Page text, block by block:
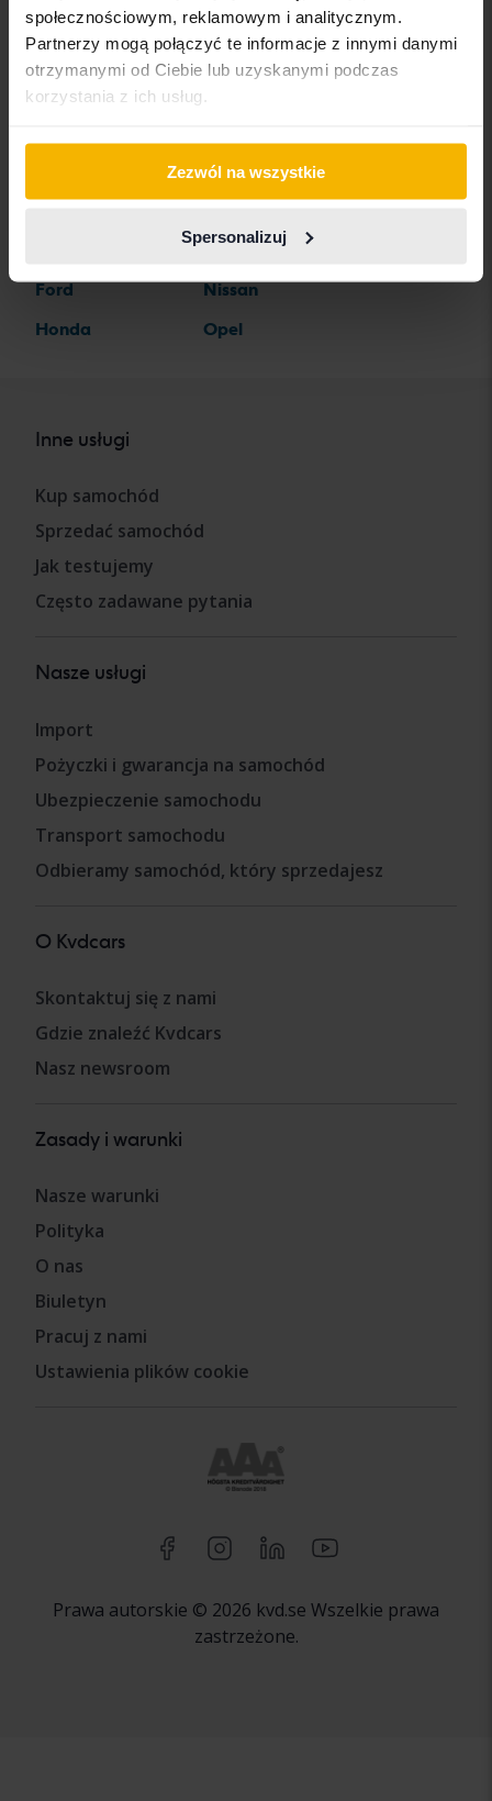
społecznościowym, reklamowym i analitycznym.
Partnerzy mogą połączyć te informacje z innymi danymi
otrzymanymi od Ciebie lub uzyskanymi podczas
korzystania z ich usług.
Zezwól na wszystkie
Spersonalizuj
Chevrolet
Chrysler
Citroen
Ford
Honda
Lynk&Co
Maserati
MG
Mitsubishi
Nissan
Opel
Skoda
Subaru
Inne usługi
Kup samochód
Sprzedać samochód
Jak testujemy
Często zadawane pytania
Nasze usługi
Import
Pożyczki i gwarancja na samochód
Ubezpieczenie samochodu
Transport samochodu
Odbieramy samochód, który sprzedajesz
O Kvdcars
Skontaktuj się z nami
Gdzie znaleźć Kvdcars
Nasz newsroom
Zasady i warunki
Nasze warunki
Polityka
O nas
Biuletyn
Pracuj z nami
Ustawienia plików cookie
Prawa autorskie © 2026 kvd.se Wszelkie prawa
zastrzeżone.